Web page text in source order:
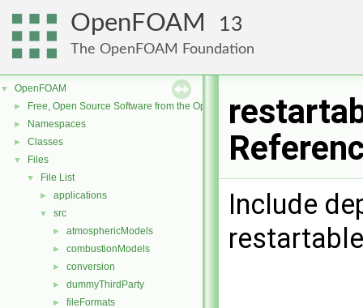
OpenFOAM 13
The OpenFOAM Foundation
▼ OpenFOAM
► Free, Open Source Software from the OpenFOAM Foundation
► Namespaces
► Classes
▼ Files
▼ File List
► applications
▼ src
► atmosphericModels
► combustionModels
► conversion
► dummyThirdParty
► fileFormats
Include